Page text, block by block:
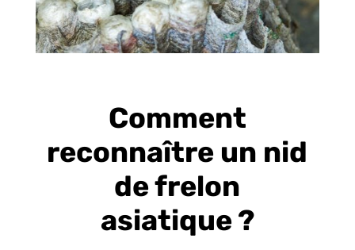
Comment
reconnaître un nid
de frelon
asiatique ?